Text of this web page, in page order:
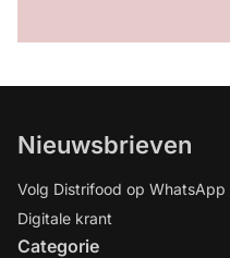
Nieuwsbrieven
Volg Distrifood op WhatsApp
Digitale krant
Categorie